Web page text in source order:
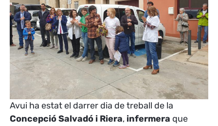
Avui ha estat el darrer dia de treball de la
Concepció Salvadó i Riera, infermera que